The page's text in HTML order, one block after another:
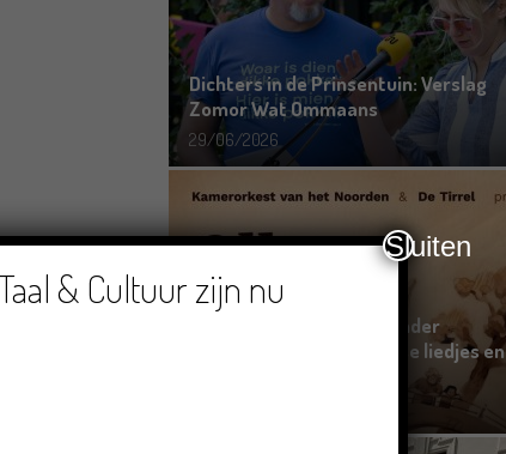
Dichters in de Prinsentuin: Verslag
Zomor Wat Ommaans
29/06/2026
Crowdfunding voor bijzonder
kinderboek met Groningse liedjes en
& Cultuur zijn nu
Sluiten